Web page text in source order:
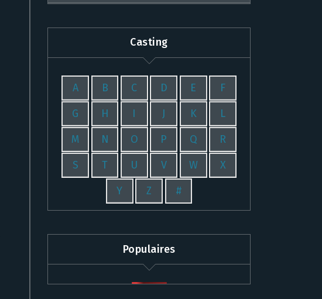
Casting
A B C D E F
G H I J K L
M N O P Q R
S T U V W X
Y Z #
Populaires